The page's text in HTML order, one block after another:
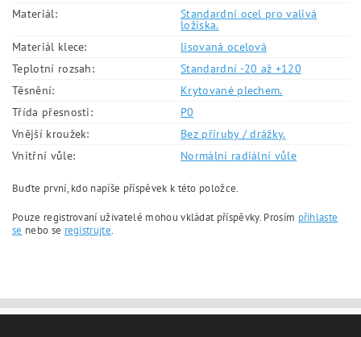
Materiál:
Standardní ocel pro valivá
ložiska.
Materiál klece:
lisovaná ocelová
Teplotní rozsah:
Standardní -20 až +120
Těsnění:
Krytované plechem.
Třída přesnosti:
P0
Vnější kroužek:
Bez příruby / drážky.
Vnitřní vůle:
Normální radiální vůle
Buďte první, kdo napíše příspěvek k této položce.
Pouze registrovaní uživatelé mohou vkládat příspěvky. Prosím přihlaste
se nebo se registrujte.